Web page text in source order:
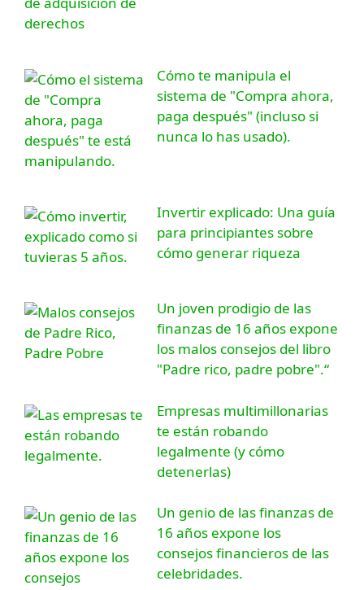
Cómo te manipula el
sistema de "Compra ahora,
paga después" (incluso si
nunca lo has usado).
Invertir explicado: Una guía
para principiantes sobre
cómo generar riqueza
Un joven prodigio de las
finanzas de 16 años expone
los malos consejos del libro
"Padre rico, padre pobre".“
Empresas multimillonarias
te están robando
legalmente (y cómo
detenerlas)
Un genio de las finanzas de
16 años expone los
consejos financieros de las
celebridades.